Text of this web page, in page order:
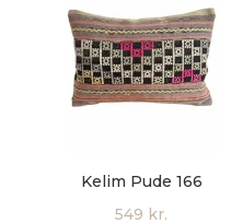
Kelim Pude 166
549 kr.